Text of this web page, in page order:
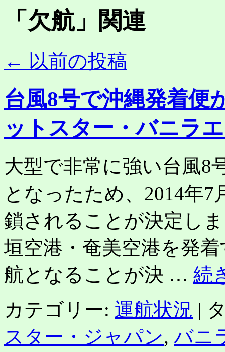
「 欠航」関連
← 以前の投稿
台風8号で沖縄発着便
ットスター・バニラ
大型で非常に強い台風8
となったため、2014年
鎖されることが決定し
垣空港・奄美空港を発
航となることが決 … 続
カテゴリー: 運航状況 |
スター・ジャパン, バニ